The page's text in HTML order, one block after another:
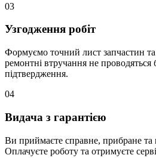
03
Узгодження робіт
Формуємо точний лист запчастин та
ремонтні втручання не проводяться
підтвердження.
04
Видача з гарантією
Ви приймаєте справне, прибране та
Оплачуєте роботу та отримуєте